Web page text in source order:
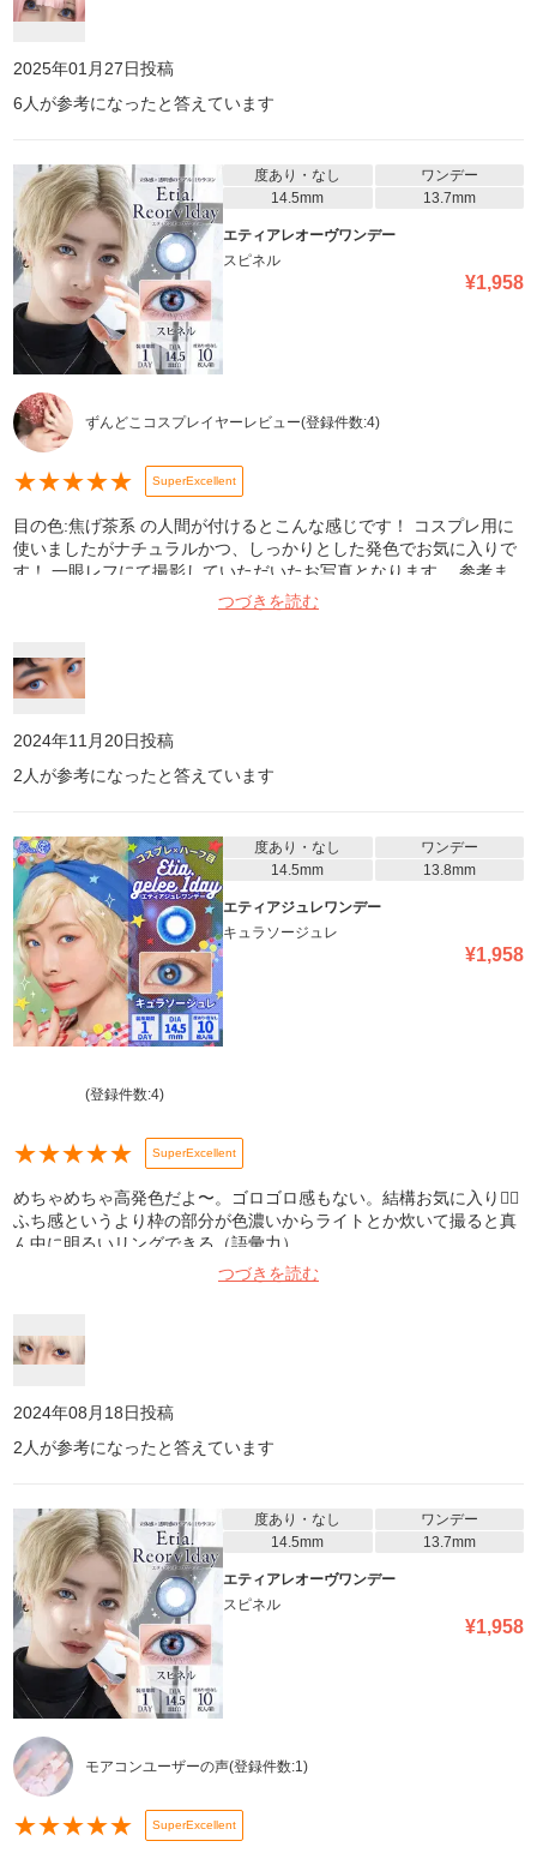
2025年01月27日投稿
6 人が参考になったと答えています
度あり・なし
ワンデー
14.5mm
13.7mm
エティアレオーヴワンデー
スピネル
¥1,958
ずんどこコスプレイヤーレビュー(登録件数:4)
★★★★★ SuperExcellent
目の色:焦げ茶系 の人間が付けるとこんな感じです！ コスプレ用に
使いましたがナチュラルかつ、しっかりとした発色でお気に入りで
す！ 一眼レフにて撮影していただいたお写真となります。 参考ま
つづきを読む
2024年11月20日投稿
2 人が参考になったと答えています
度あり・なし
ワンデー
14.5mm
13.8mm
エティアジュレワンデー
キュラソージュレ
¥1,958
(登録件数:4)
★★★★★ SuperExcellent
めちゃめちゃ高発色だよ〜。ゴロゴロ感もない。結構お気に入り✋🏻
ふち感というより枠の部分が色濃いからライトとか炊いて撮ると真
ん中に明るいリングできる（語彙力）
つづきを読む
2024年08月18日投稿
2 人が参考になったと答えています
度あり・なし
ワンデー
14.5mm
13.7mm
エティアレオーヴワンデー
スピネル
¥1,958
モアコンユーザーの声(登録件数:1)
★★★★★ SuperExcellent